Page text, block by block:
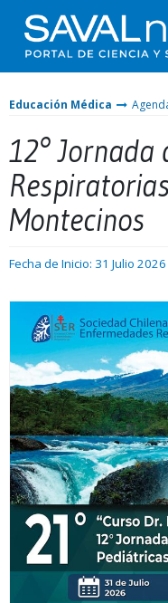
Educación Médica
12° Jornada
Montecinos
Fecha de Inicio: 31 Julio 2026